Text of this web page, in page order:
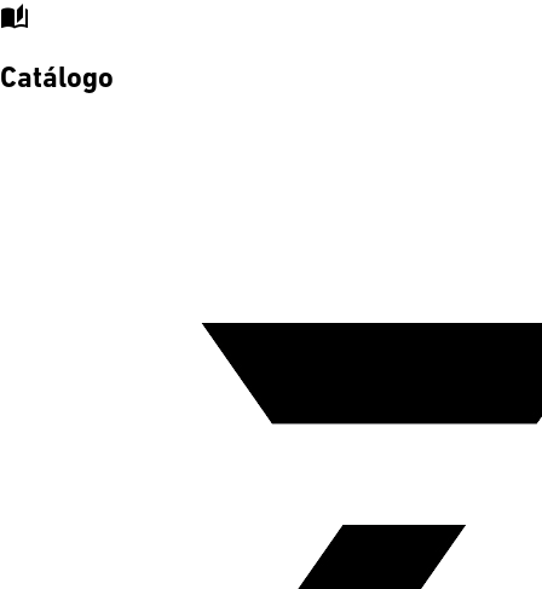
auto_stories
Catálogo